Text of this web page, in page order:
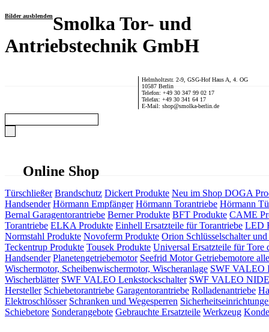
Bilder ausblendenSmolka Tor- und
Antriebstechnik GmbH
Helmholtzstr. 2-9, GSG-Hof Haus A, 4. OG
10587 Berlin
Telefon: +49 30 347 99 02 17
Telefax: +49 30 341 64 17
E-Mail: shop@smolka-berlin.de
Online Shop
Türschließer Brandschutz Dickert Produkte Neu im Shop DOGA
Handsender Hörmann Empfänger Hörmann Torantriebe Hörmann
Bernal Garagentorantriebe Berner Produkte BFT Produkte CAME
Torantriebe ELKA Produkte Einhell Ersatzteile für Torantriebe LED
Normstahl Produkte Novoferm Produkte Orion Schlüsselschalter und
Teckentrup Produkte Tousek Produkte Universal Ersatzteile für Tore
Handsender Planetengetriebemotor Seefrid Motor Getriebemotore
Wischermotor, Scheibenwischermotor, Wischeranlage SWF VALEO
Wischerblätter SWF VALEO Lenkstockschalter SWF VALEO
Hersteller Schiebetorantriebe Garagentorantriebe Rolladenantriebe
Elektroschlösser Schranken und Wegesperren
Schiebetore Sonderangebote Gebrauchte Ersatzteile Werkzeug